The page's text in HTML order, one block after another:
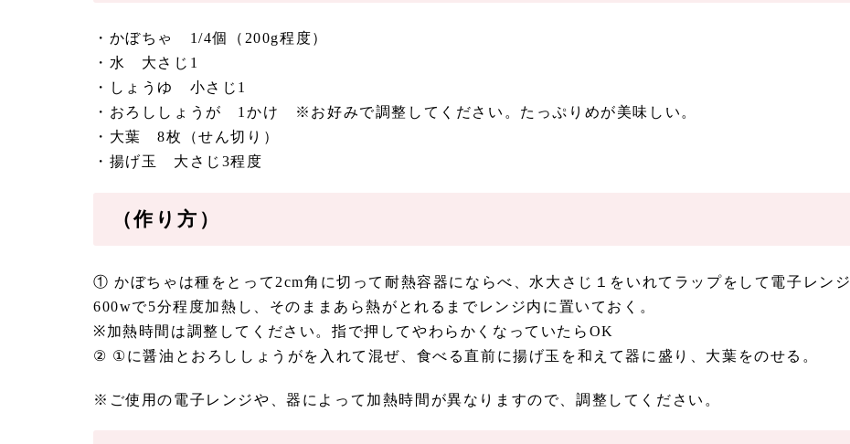
・かぼちゃ 1/4個（200g程度）
・水 大さじ1
・しょうゆ 小さじ1
・おろししょうが 1かけ ※お好みで調整してください。たっぷりめが美味しい。
・大葉 8枚（せん切り）
・揚げ玉 大さじ3程度
（作り方）
① かぼちゃは種をとって2cm角に切って耐熱容器にならべ、水大さじ１をいれてラップをして電子レンジ
600wで5分程度加熱し、そのままあら熱がとれるまでレンジ内に置いておく。
※加熱時間は調整してください。指で押してやわらかくなっていたらOK
② ①に醤油とおろししょうがを入れて混ぜ、食べる直前に揚げ玉を和えて器に盛り、大葉をのせる。
※ご使用の電子レンジや、器によって加熱時間が異なりますので、調整してください。